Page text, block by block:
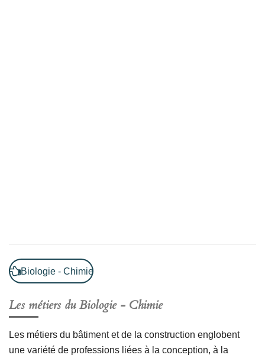
Biologie - Chimie
Les métiers duBiologie - Chimie
Les métiers du bâtiment et de la construction englobent
une variété de professions liées à la conception, à la